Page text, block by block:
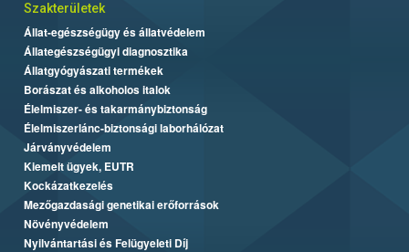
Szakterületek
Állat-egészségügy és állatvédelem
Állategészségügyi diagnosztika
Állatgyógyászati termékek
Borászat és alkoholos italok
Élelmiszer- és takarmánybiztonság
Élelmiszerlánc-biztonsági laborhálózat
Járványvédelem
Kiemelt ügyek, EUTR
Kockázatkezelés
Mezőgazdasági genetikai erőforrások
Növényvédelem
Nyilvántartási és Felügyeleti Díj